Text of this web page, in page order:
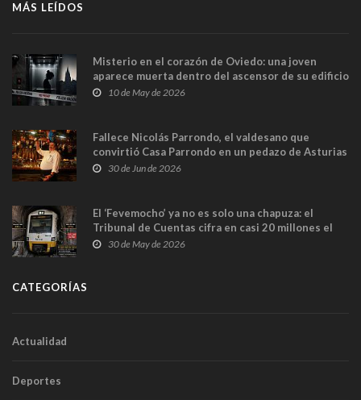
MÁS LEÍDOS
Misterio en el corazón de Oviedo: una joven
aparece muerta dentro del ascensor de su edificio
y las cámaras captan sus últimos minutos
10 de May de 2026
Fallece Nicolás Parrondo, el valdesano que
convirtió Casa Parrondo en un pedazo de Asturias
en Madrid
30 de Jun de 2026
El ‘Fevemocho’ ya no es solo una chapuza: el
Tribunal de Cuentas cifra en casi 20 millones el
sobrecoste de los trenes que no cabían por los
30 de May de 2026
CATEGORÍAS
Actualidad
Deportes